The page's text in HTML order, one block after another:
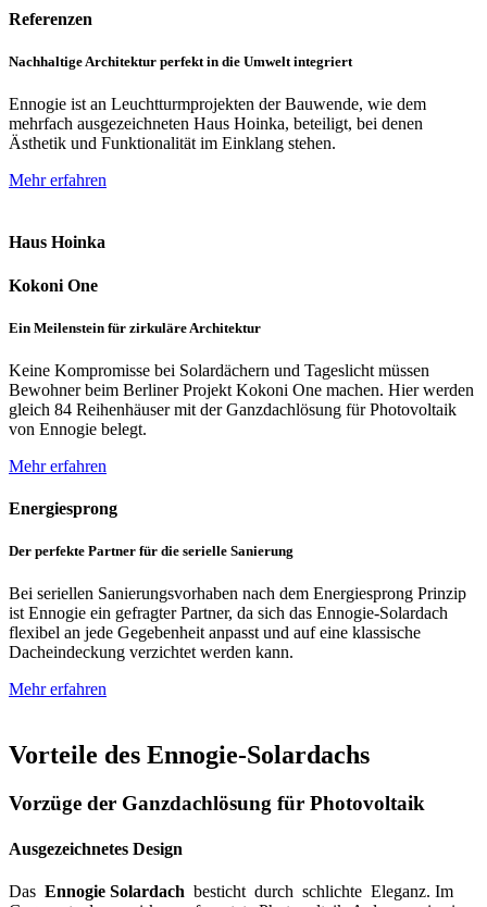
Referenzen
Nachhaltige Architektur perfekt in die Umwelt integriert
Ennogie ist an Leuchtturmprojekten der Bauwende, wie dem
mehrfach ausgezeichneten Haus Hoinka, beteiligt, bei denen
Ästhetik und Funktionalität im Einklang stehen.
Mehr erfahren
Haus Hoinka
Kokoni One
Ein Meilenstein für zirkuläre Architektur
Keine Kompromisse bei Solardächern und Tageslicht müssen
Bewohner beim Berliner Projekt Kokoni One machen. Hier werden
gleich 84 Reihenhäuser mit der Ganzdachlösung für Photovoltaik
von Ennogie belegt.
Mehr erfahren
Energiesprong
Der perfekte Partner für die serielle Sanierung
Bei seriellen Sanierungsvorhaben nach dem Energiesprong Prinzip
ist Ennogie ein gefragter Partner, da sich das Ennogie-Solardach
flexibel an jede Gegebenheit anpasst und auf eine klassische
Dacheindeckung verzichtet werden kann.
Mehr erfahren
Vorteile des Ennogie-Solardachs
Vorzüge der Ganzdachlösung für Photovoltaik
Ausgezeichnetes Design
Das Ennogie Solardach besticht durch schlichte Eleganz. Im